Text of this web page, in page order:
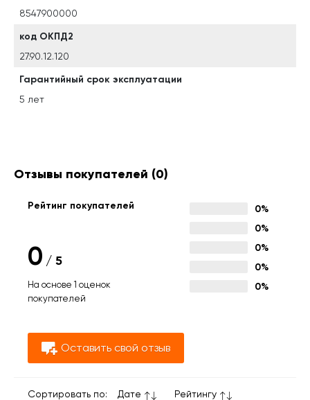
8547900000
код ОКПД2
27.90.12.120
Гарантийный срок эксплуатации
5 лет
Отзывы покупателей (0)
Рейтинг покупателей
0 / 5
На основе 1 оценок
покупателей
0%
0%
0%
0%
0%
Оставить свой отзыв
Сортировать по: Дате
Рейтингу